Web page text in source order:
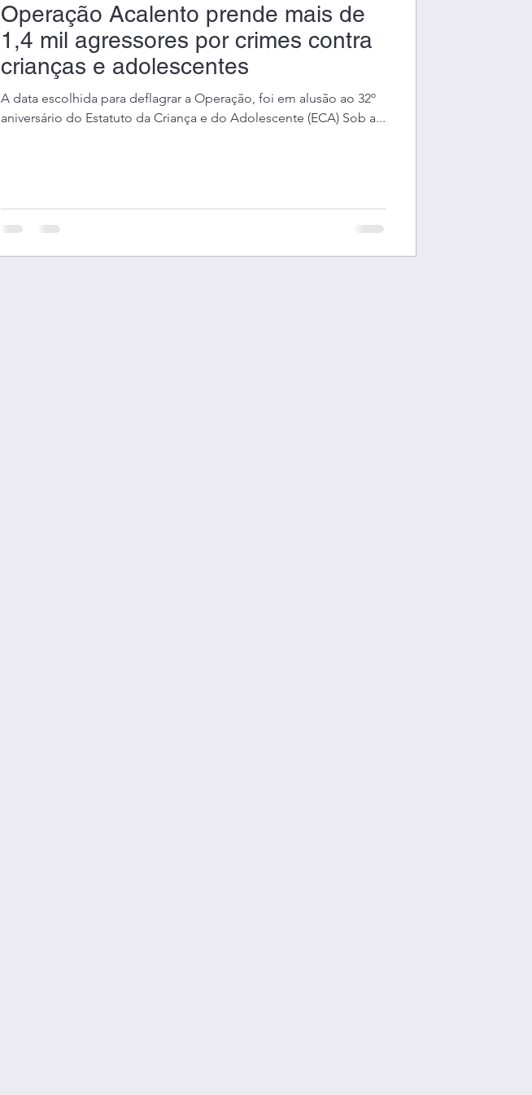
Operação Acalento prende mais de
1,4 mil agressores por crimes contra
crianças e adolescentes
A data escolhida para deflagrar a Operação, foi em alusão ao 32º
aniversário do Estatuto da Criança e do Adolescente (ECA) Sob a...